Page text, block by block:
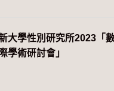
大學性別研究所2023「
學術研討會」